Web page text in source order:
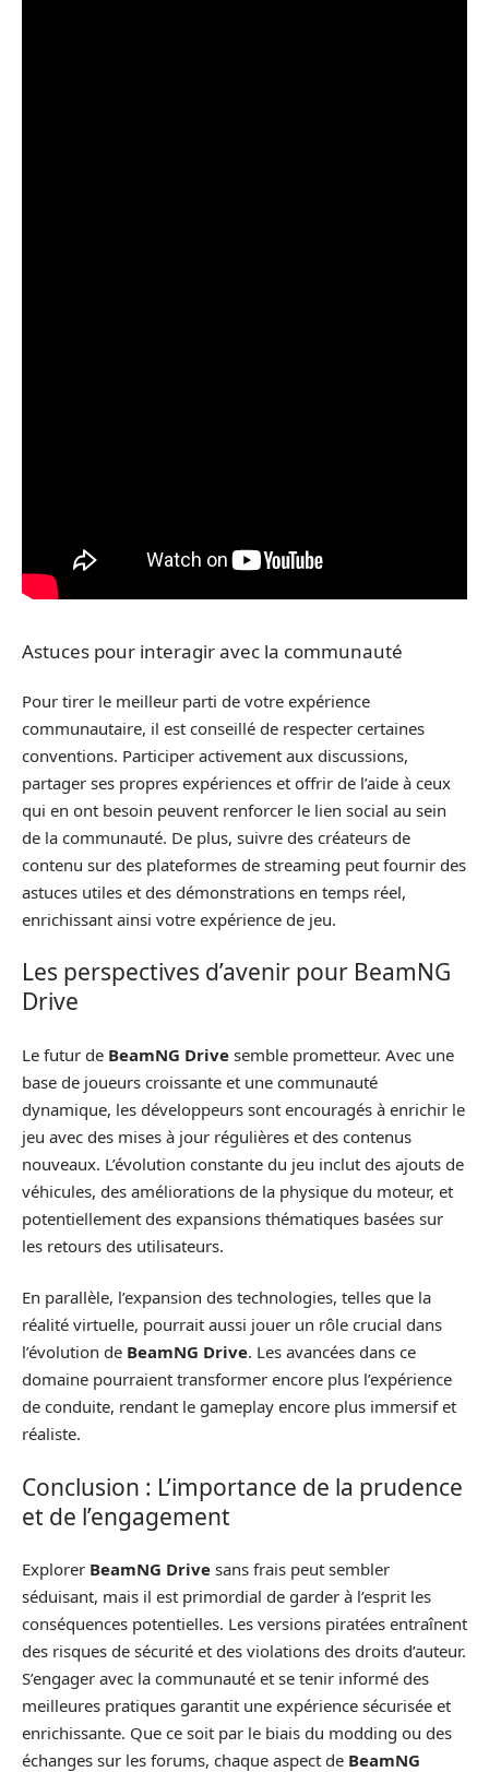
Astuces pour interagir avec la communauté
Pour tirer le meilleur parti de votre expérience
communautaire, il est conseillé de respecter certaines
conventions. Participer activement aux discussions,
partager ses propres expériences et offrir de l’aide à ceux
qui en ont besoin peuvent renforcer le lien social au sein
de la communauté. De plus, suivre des créateurs de
contenu sur des plateformes de streaming peut fournir des
astuces utiles et des démonstrations en temps réel,
enrichissant ainsi votre expérience de jeu.
Les perspectives d’avenir pour BeamNG
Drive
Le futur de BeamNG Drive semble prometteur. Avec une
base de joueurs croissante et une communauté
dynamique, les développeurs sont encouragés à enrichir le
jeu avec des mises à jour régulières et des contenus
nouveaux. L’évolution constante du jeu inclut des ajouts de
véhicules, des améliorations de la physique du moteur, et
potentiellement des expansions thématiques basées sur
les retours des utilisateurs.
En parallèle, l’expansion des technologies, telles que la
réalité virtuelle, pourrait aussi jouer un rôle crucial dans
l’évolution de BeamNG Drive. Les avancées dans ce
domaine pourraient transformer encore plus l’expérience
de conduite, rendant le gameplay encore plus immersif et
réaliste.
Conclusion : L’importance de la prudence
et de l’engagement
Explorer BeamNG Drive sans frais peut sembler
séduisant, mais il est primordial de garder à l’esprit les
conséquences potentielles. Les versions piratées entraînent
des risques de sécurité et des violations des droits d’auteur.
S’engager avec la communauté et se tenir informé des
meilleures pratiques garantit une expérience sécurisée et
enrichissante. Que ce soit par le biais du modding ou des
échanges sur les forums, chaque aspect de BeamNG